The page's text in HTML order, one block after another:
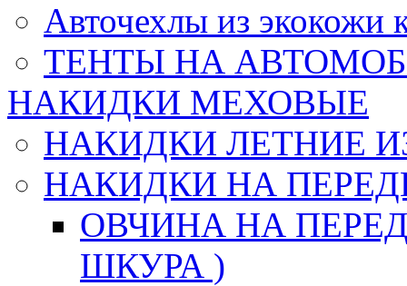
Авточехлы из
ТЕНТЫ НА
НАКИДКИ МЕХОВЫЕ
НАКИДКИ ЛЕТНИЕ
НАКИДКИ НА
ОВЧИНА НА
ШКУРА )